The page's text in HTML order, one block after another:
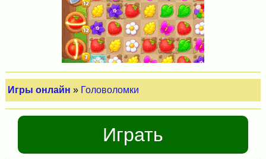
Игры онлайн » Головоломки
Играть